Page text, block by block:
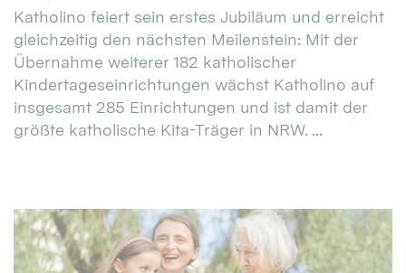
Katholino feiert sein erstes Jubiläum und erreicht
gleichzeitig den nächsten Meilenstein: Mit der
Übernahme weiterer 182 katholischer
Kindertageseinrichtungen wächst Katholino auf
insgesamt 285 Einrichtungen und ist damit der
größte katholische Kita-Träger in NRW. ...